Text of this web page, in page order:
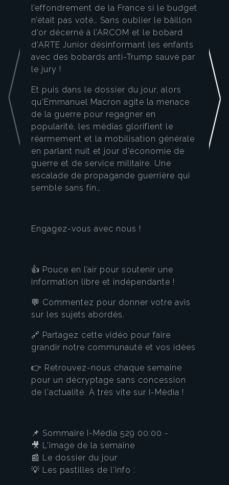
l’effondrement de la France si le budget
n’était pas voté… Sans oublier le bâillon
d’or décerné à l’ARCOM et le bobard
d’ARTE Junior désinformant les enfants
avec des bobards anti-Trump sauvé par
le jury !
Et puis dans le dossier du jour, alors
qu'Emmanuel Macron agite la menace
de la guerre pour regagner en
popularité, les médias glorifient le
réarmement et la mobilisation générale
en parlant nuit et jour d’économie de
guerre et de service militaire. Une
escalade de propagande guerrière qui
semble sans fin…
Engagez-vous avec nous !
👍 Pouce en l’air pour soutenir une
information libre et indépendante !
💬 Commentez pour donner votre avis
sur les sujets abordés.
🔗 Partagez cette vidéo pour faire
grandir notre communauté et vos idées
👉 Retrouvez-nous chaque semaine
pour un décryptage sans concession
de l'actualité. À très vite sur I-Média !
📌 Sommaire I-Média 529 00:00 -
🎥 L'image de la semaine
📰 Le dossier du jour
💡 Les pastilles de l'info :